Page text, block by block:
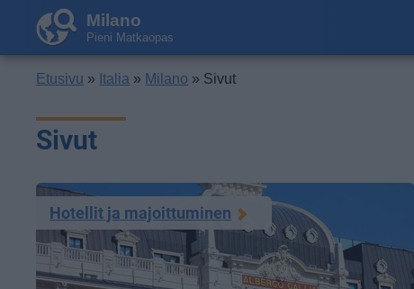
Milano
Pieni Matkaopas
Etusivu » Italia » Milano » Sivut
Sivut
Hotellit ja majoittuminen